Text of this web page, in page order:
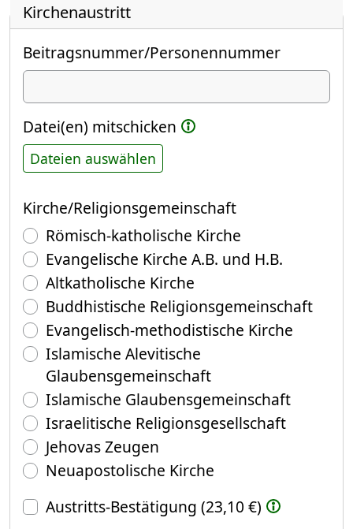
Kirchenaustritt
Beitragsnummer/Personennummer
Datei(en) mitschicken
Dateien auswählen
Kirche/Religionsgemeinschaft
Römisch-katholische Kirche
Evangelische Kirche A.B. und H.B.
Altkatholische Kirche
Buddhistische Religionsgemeinschaft
Evangelisch-methodistische Kirche
Islamische Alevitische
Glaubensgemeinschaft
Islamische Glaubensgemeinschaft
Israelitische Religionsgesellschaft
Jehovas Zeugen
Neuapostolische Kirche
Austritts-Bestätigung (23,10 €)